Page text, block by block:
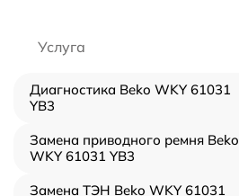
Услуга
Диагностика Beko WKY 61031
YB3
Замена приводного ремня Beko
WKY 61031 YB3
Замена ТЭН Beko WKY 61031